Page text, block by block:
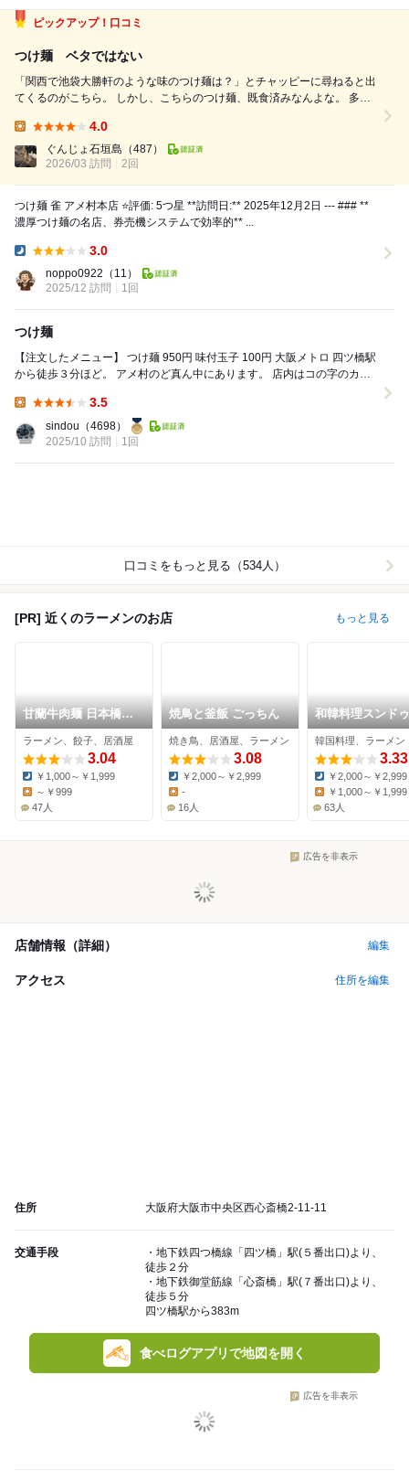
ピックアップ！口コミ
つけ麺 ベタではない
「関西で池袋大勝軒のような味のつけ麺は？」とチャッピーに尋ねると出
てくるのがこちら。 しかし、こちらのつけ麺、既食済みなんよな。 多分
はインバウンドも含めた行列。 先に食券を買ってから並ぶシステム。
◆...
4.0
ぐんじょ石垣島 （487）
2026/03 訪問
2回
つけ麺 雀 アメ村本店 ⭐評価: 5つ星 **訪問日:** 2025年12月2日 --- ### **
濃厚つけ麺の名店、券売機システムで効率的** ...
3.0
noppo0922 （11）
2025/12 訪問
1回
つけ麺
【注文したメニュー】 つけ麺 950円 味付玉子 100円 大阪メトロ 四ツ橋駅
から徒歩３分ほど。 アメ村のど真ん中にあります。 店内はコの字のカウ
3.5
sindou （4698）
2025/10 訪問
1回
口コミをもっと見る（534人）
[PR] 近くのラーメンのお店 もっと見る
甘蘭牛肉麺 日本橋本
店
ラーメン、餃子、居酒屋
3.04
Dinner:
￥1,000～￥1,999
Lunch:
～￥999
47人
焼鳥と釜飯 ごっちん
焼き鳥、居酒屋、ラーメン
3.08
Dinner:
￥2,000～￥2,999
Lunch:
-
16人
和韓料理スンド
門店じゅろく な
別邸
韓国料理、ラーメン
3.33
Dinner:
￥2,000～￥2,999
Lunch:
￥1,000～￥1,999
63人
広告を非表示
店舗情報（詳細） 編集
アクセス 住所を編集
住所 大阪府大阪市中央区西心斎橋2-11-11
交通手段
・地下鉄四つ橋線「四ツ橋」駅(５番出口)より、
徒歩２分
・地下鉄御堂筋線「心斎橋」駅(７番出口)より、
徒歩５分
四ツ橋駅から383m
食べログアプリで地図を開く
広告を非表示